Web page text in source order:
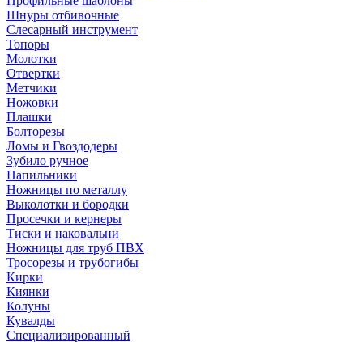
Шнуры отбивочные
Слесарный инструмент
Топоры
Молотки
Отвертки
Метчики
Ножовки
Плашки
Болторезы
Ломы и Гвоздодеры
Зубило ручное
Напильники
Ножницы по металлу
Выколотки и бородки
Просечки и кернеры
Тиски и наковальни
Ножницы для труб ПВХ
Тросорезы и трубогибы
Кирки
Киянки
Колуны
Кувалды
Специализированный